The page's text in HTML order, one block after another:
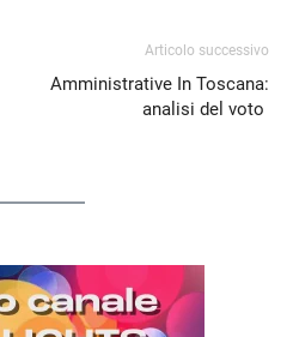
Articolo successivo
Amministrative In Toscana:
analisi del voto